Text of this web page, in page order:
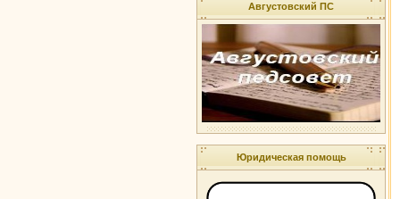
Августовский ПС
Юридическая помощь